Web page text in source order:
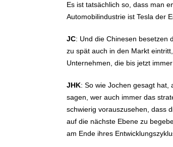
Es ist tatsächlich so, dass man
Automobilindustrie ist Tesla der
JC: Und die Chinesen besetzen
zu spät auch in den Markt
Unternehmen, die bis jetzt
JHK: So wie Jochen gesagt hat,
sagen, wer auch immer das
schwierig vorauszusehen, dass
auf die nächste Ebene zu
am Ende ihres